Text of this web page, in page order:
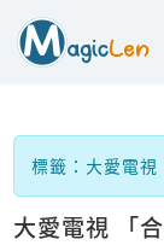
標籤：大愛電視
大愛電視 「